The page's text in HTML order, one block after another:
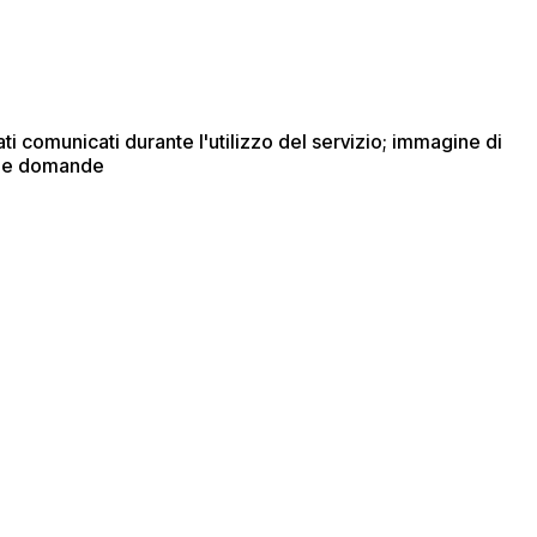
comunicati durante l'utilizzo del servizio; immagine di
domande